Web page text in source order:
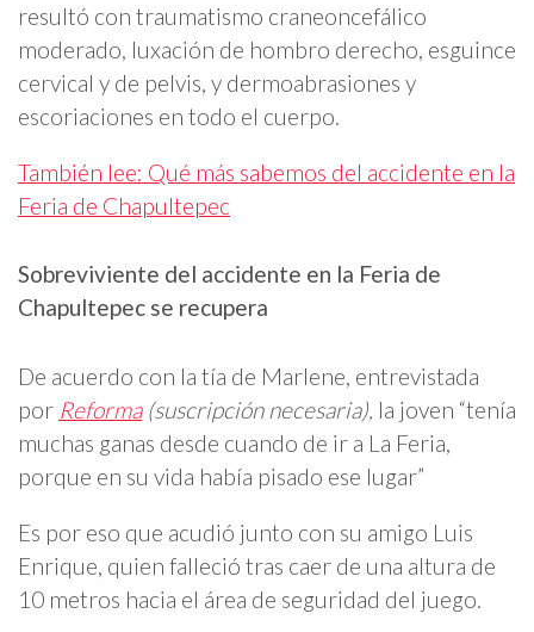
resultó con traumatismo craneoncefálico
moderado, luxación de hombro derecho, esguince
cervical y de pelvis, y dermoabrasiones y
escoriaciones en todo el cuerpo.
También lee: Qué más sabemos del accidente en la
Feria de Chapultepec
Sobreviviente del accidente en la Feria de
Chapultepec se recupera
De acuerdo con la tía de Marlene, entrevistada
por Reforma(suscripción necesaria), la joven “tenía
muchas ganas desde cuando de ir a La Feria,
porque en su vida había pisado ese lugar”
Es por eso que acudió junto con su amigo Luis
Enrique, quien falleció tras caer de una altura de
10 metros hacia el área de seguridad del juego.